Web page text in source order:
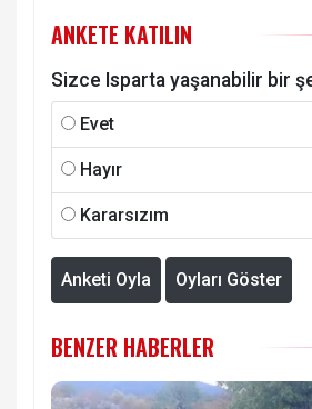
ANKETE KATILIN
Sizce Isparta yaşanabilir bir
Evet
Hayır
Kararsızım
Anketi Oyla Oyları Göster
BENZER HABERLER